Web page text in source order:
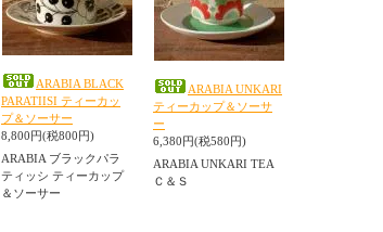
ARABIA BLACK
PARATIISI ティーカッ
プ＆ソーサー
8,800円(税800円)
ARABIA ブラックパラ
ティッシ ティーカップ
＆ソーサー
ARABIA UNKARI
ティーカップ＆ソーサ
ー
6,380円(税580円)
ARABIA UNKARI TEA
Ｃ＆Ｓ